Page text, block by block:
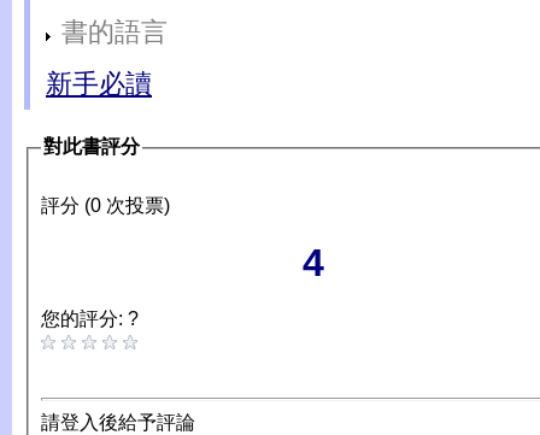
書的語言
新手必讀
對此書評分
評分 (0 次投票)
4
您的評分: ?
請登入後給予評論